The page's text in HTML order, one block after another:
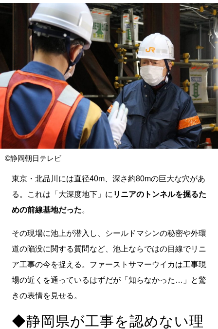
©静岡朝日テレビ
東京・北品川には直径40m、深さ約80mの巨大な穴があ
る。これは「大深度地下」に リニアのトンネルを掘るた
めの前線基地だった。
その現場に池上が潜入し、シールドマシンの秘密や外環
道の陥没に関する質問など、池上ならではの目線でリニ
ア工事の今を捉える。ファーストサマーウイカは工事現
場の近くを通っているはずだが「知らなかった…」と驚
きの表情を見せる。
◆静岡県が工事を認めない理